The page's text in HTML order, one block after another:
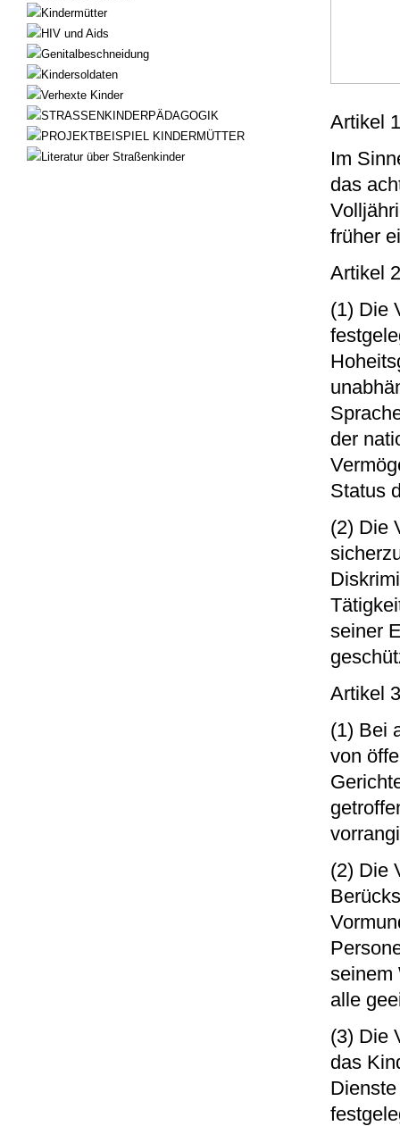
Kindermütter
HIV und Aids
Genitalbeschneidung
Kindersoldaten
Verhexte Kinder
STRASSENKINDERPÄDAGOGIK
PROJEKTBEISPIEL KINDERMÜTTER
Literatur über Straßenkinder
Artikel
Im
das
früher
Artikel
(1) Die
der
Status
(2) Die
seiner
Artikel
(1) Bei
von
(2) Die
seinem
alle
(3) Die
das